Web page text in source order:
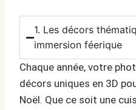
1. Les décors
immersion féerique
Chaque année, votre
décors uniques en 3D
Noël. Que ce soit une